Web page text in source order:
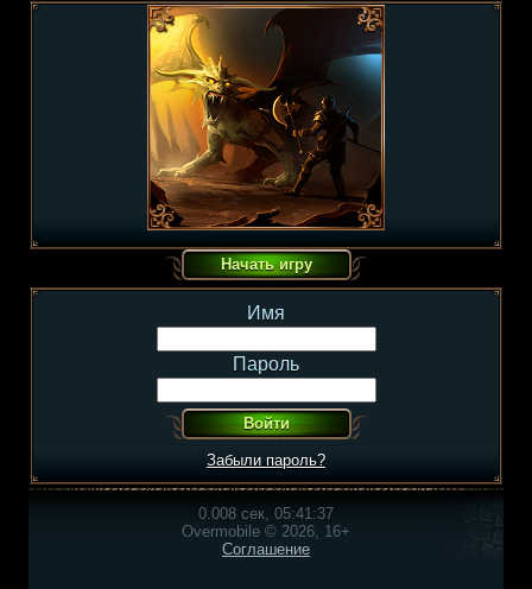
Имя
Пароль
Забыли пароль?
0.008 сек, 05:41:37
Overmobile © 2026, 16+
Соглашение